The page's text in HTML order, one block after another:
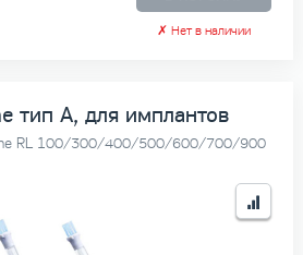
✗ Нет в наличии
тип А, для имплантов
RL 100/300/400/500/600/700/900